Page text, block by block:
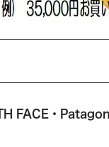
FACE・